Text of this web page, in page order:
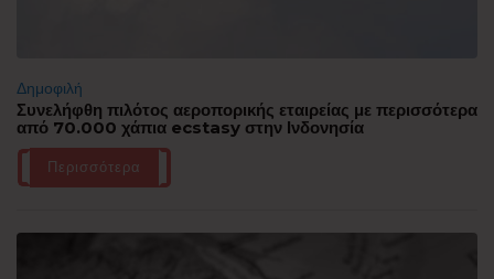
Δημοφιλή
Συνελήφθη πιλότος αεροπορικής εταιρείας με περισσότερα
από 70.000 χάπια ecstasy στην Ινδονησία
Περισσότερα